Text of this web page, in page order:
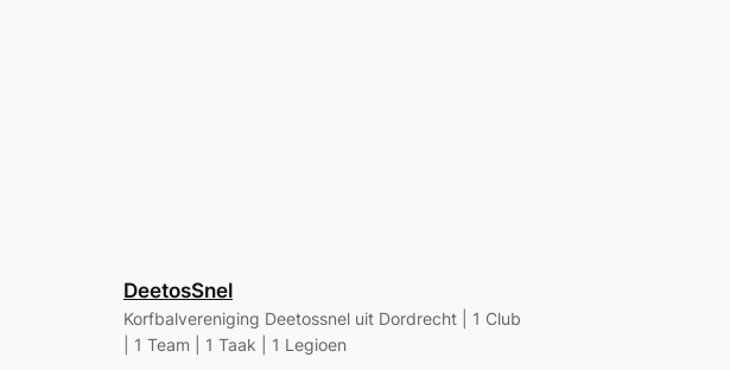
DeetosSnel
Korfbalvereniging Deetossnel uit Dordrecht | 1 Club
| 1 Team | 1 Taak | 1 Legioen